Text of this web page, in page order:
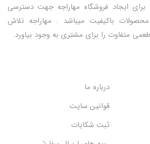
ایجاد فروشگاه مهاراجه جهت دسترسی
باکیفیت میباشد . مهاراجه تلاش
متفاوت را برای مشتری به وجود بیاورد.
درباره ما
قوانین سایت
ثبت شکایات